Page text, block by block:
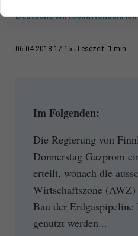
Deutsche
06.04.2018 17:15 Lesezeit: 1 min
Im Folgenden:
Die Regierung von
Donnerstag Gazprom
erteilt, wonach die
Wirtschaftszone
Bau der
genutzt werden...